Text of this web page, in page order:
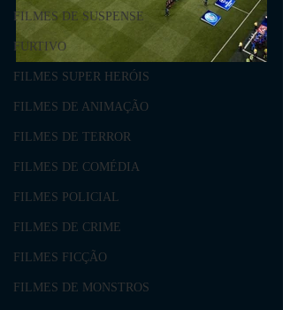
FILMES DE SUSPENSE
FURTIVO
FILMES SUPER HERÓIS
FILMES DE ANIMAÇÃO
FILMES DE TERROR
FILMES DE COMÉDIA
FILMES POLICIAL
FILMES DE CRIME
FILMES FICÇÃO
FILMES DE MONSTROS